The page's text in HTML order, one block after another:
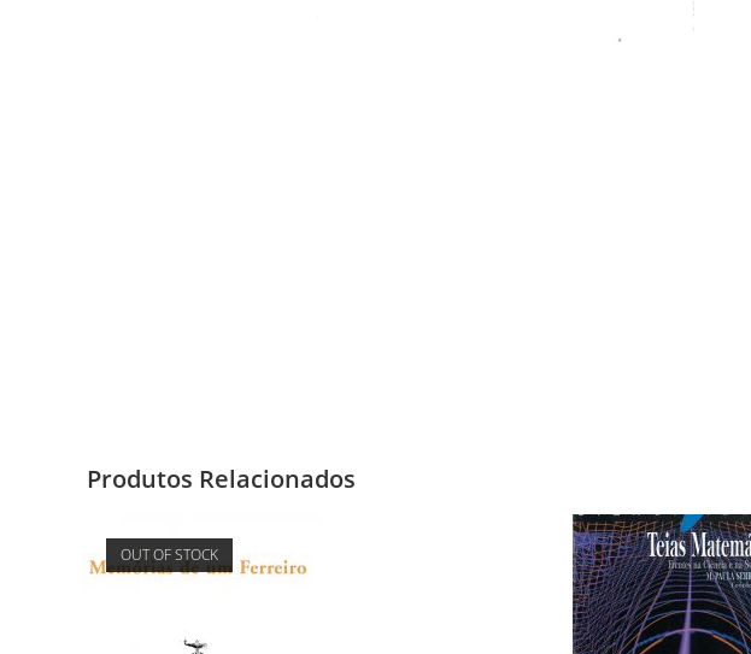
Produtos Relacionados
OUT OF STOCK